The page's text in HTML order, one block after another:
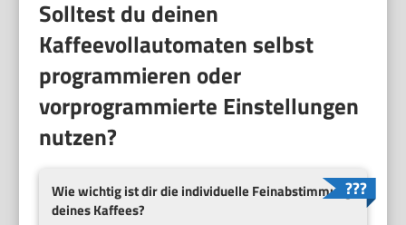
Solltest du deinen
Kaffeevollautomaten selbst
programmieren oder
vorprogrammierte Einstellungen
nutzen?
Wie wichtig ist dir die individuelle Feinabstimmung
deines Kaffees?